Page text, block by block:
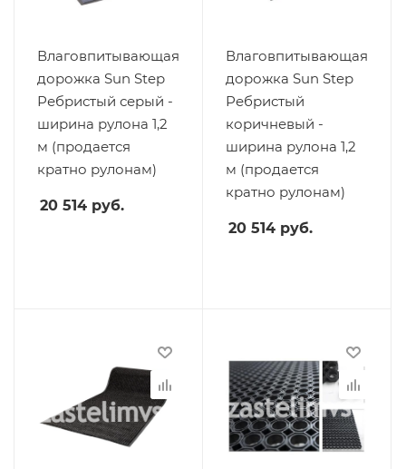
Влаговпитывающая
дорожка Sun Step
Ребристый серый -
ширина рулона 1,2
м (продается
кратно рулонам)
20 514 руб.
Влаговпитывающая
дорожка Sun Step
Ребристый
коричневый -
ширина рулона 1,2
м (продается
кратно рулонам)
20 514 руб.